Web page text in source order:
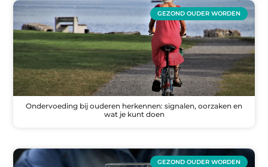
GEZOND OUDER WORDEN
Ondervoeding bij ouderen herkennen: signalen, oorzaken en
wat je kunt doen
GEZOND OUDER WORDEN